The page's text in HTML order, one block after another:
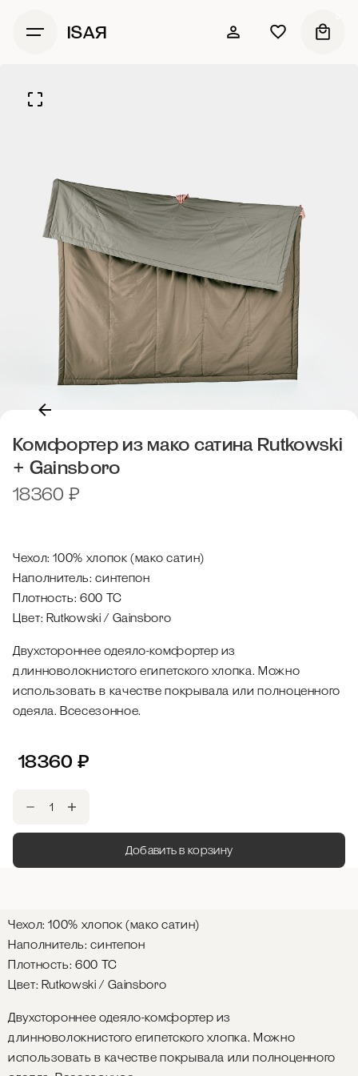
ISAЯ
Комфортер из мако сатина Rutkowski
+ Gainsboro
18360 ₽
Чехол: 100% хлопок (мако сатин)
Наполнитель: синтепон
Плотность: 600 ТС
Цвет: Rutkowski / Gainsboro
Двухстороннее одеяло-комфортер из
длинноволокнистого египетского хлопка. Можно
использовать в качестве покрывала или полноценного
одеяла. Всесезонное.
18360 ₽
Добавить в корзину
Чехол: 100% хлопок (мако сатин)
Наполнитель: синтепон
Плотность: 600 ТС
Цвет: Rutkowski / Gainsboro
Двухстороннее одеяло-комфортер из
длинноволокнистого египетского хлопка. Можно
использовать в качестве покрывала или полноценного